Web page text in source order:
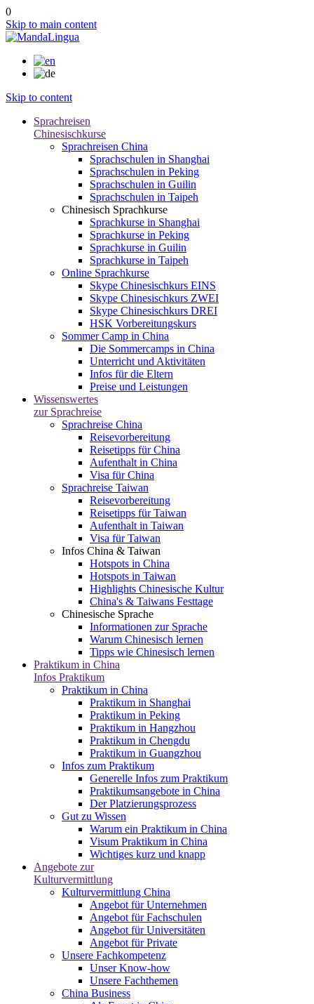
0
Skip to main content
Skip to content
Sprachreisen
Chinesischkurse
Sprachreisen China
Sprachschulen in Shanghai
Sprachschulen in Peking
Sprachschulen in Guilin
Sprachschulen in Taipeh
Chinesisch Sprachkurse
Sprachkurse in Shanghai
Sprachkurse in Peking
Sprachkurse in Guilin
Sprachkurse in Taipeh
Online Sprachkurse
Skype Chinesischkurs EINS
Skype Chinesischkurs ZWEI
Skype Chinesischkurs DREI
HSK Vorbereitungskurs
Sommer Camp in China
Die Sommercamps in China
Unterricht und Aktivitäten
Infos für die Eltern
Preise und Leistungen
Wissenswertes
zur Sprachreise
Sprachreise China
Reisevorbereitung
Reisetipps für China
Aufenthalt in China
Visa für China
Sprachreise Taiwan
Reisevorbereitung
Reisetipps für Taiwan
Aufenthalt in Taiwan
Visa für Taiwan
Infos China & Taiwan
Hotspots in China
Hotspots in Taiwan
Highlights Chinesische Kultur
China's & Taiwans Festtage
Chinesische Sprache
Informationen zur Sprache
Warum Chinesisch lernen
Tipps wie Chinesisch lernen
Praktikum in China
Infos Praktikum
Praktikum in China
Praktikum in Shanghai
Praktikum in Peking
Praktikum in Hangzhou
Praktikum in Chengdu
Praktikum in Guangzhou
Infos zum Praktikum
Generelle Infos zum Praktikum
Praktikumsangebote in China
Der Platzierungsprozess
Gut zu Wissen
Warum ein Praktikum in China
Visum Praktikum in China
Wichtiges kurz und knapp
Angebote zur
Kulturvermittlung
Kulturvermittlung China
Angebot für Unternehmen
Angebot für Fachschulen
Angebot für Universitäten
Angebot für Private
Unsere Fachkompetenz
Unser Know-how
Unsere Fachthemen
China Business